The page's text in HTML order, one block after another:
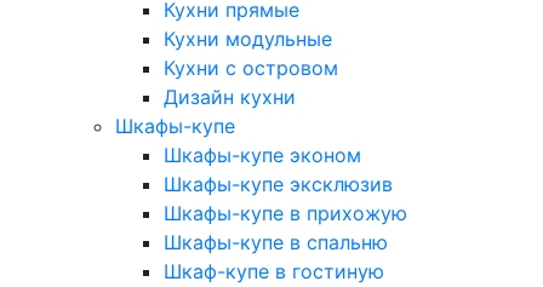
Кухни прямые
Кухни модульные
Кухни с островом
Дизайн кухни
Шкафы-купе
Шкафы-купе эконом
Шкафы-купе эксклюзив
Шкафы-купе в прихожую
Шкафы-купе в спальню
Шкаф-купе в гостиную